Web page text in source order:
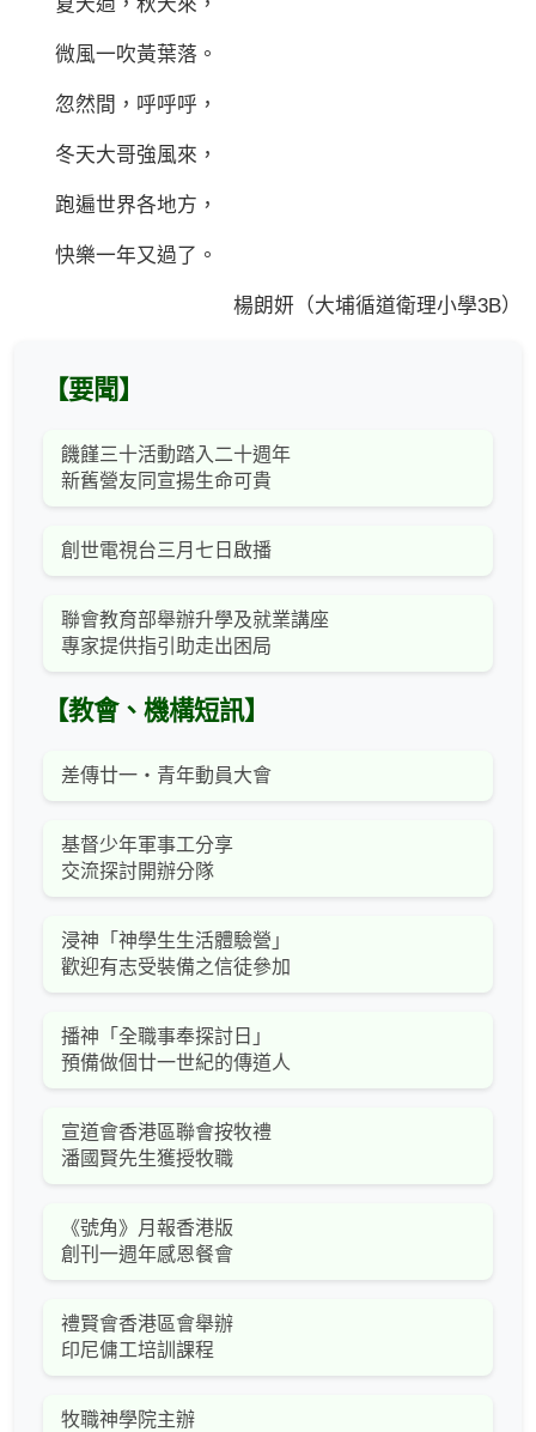
微風一吹黃葉落。
忽然間，呼呼呼，
冬天大哥強風來，
跑遍世界各地方，
快樂一年又過了。
楊朗妍（大埔循道衛理小學3B）
【要聞】
饑饉三十活動踏入二十週年
新舊營友同宣揚生命可貴
創世電視台三月七日啟播
聯會教育部舉辦升學及就業講座
專家提供指引助走出困局
【教會、機構短訊】
差傳廿一‧青年動員大會
基督少年軍事工分享
交流探討開辦分隊
浸神「神學生生活體驗營」
歡迎有志受裝備之信徒參加
播神「全職事奉探討日」
預備做個廿一世紀的傳道人
宣道會香港區聯會按牧禮
潘國賢先生獲授牧職
《號角》月報香港版
創刊一週年感恩餐會
禮賢會香港區會舉辦
印尼傭工培訓課程
牧職神學院主辦